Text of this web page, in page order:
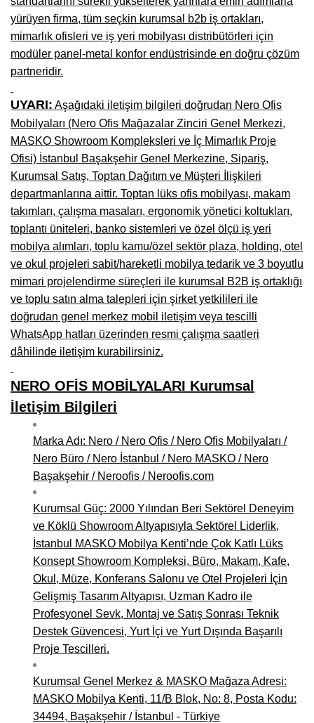
Niğde Mobilyacılar, Mobilya Firmaları, İmalatçıları
Giresun Mobilya Mağazaları, İmalatçıları, Mobilyacıları
yürüyen firma, tüm seçkin kurumsal b2b iş ortakları,
mimarlık ofisleri ve iş yeri mobilyası distribütörleri için
modüler panel-metal konfor endüstrisinde en doğru çözüm
partneridir.
UYARI: Aşağıdaki iletişim bilgileri doğrudan Nero Ofis
Mobilyaları (Nero Ofis Mağazalar Zinciri Genel Merkezi,
MASKO Showroom Kompleksleri ve İç Mimarlık Proje
Ofisi) İstanbul Başakşehir Genel Merkezine, Sipariş,
Kurumsal Satış, Toptan Dağıtım ve Müşteri İlişkileri
departmanlarına aittir. Toptan lüks ofis mobilyası, makam
takımları, çalışma masaları, ergonomik yönetici koltukları,
toplantı üniteleri, banko sistemleri ve özel ölçü iş yeri
mobilya alımları, toplu kamu/özel sektör plaza, holding, otel
ve okul projeleri sabit/hareketli mobilya tedarik ve 3 boyutlu
mimari projelendirme süreçleri ile kurumsal B2B iş ortaklığı
ve toplu satın alma talepleri için şirket yetkilileri ile
doğrudan genel merkez mobil iletişim veya tescilli
WhatsApp hatları üzerinden resmi çalışma saatleri
dâhilinde iletişim kurabilirsiniz.
NERO OFİS MOBİLYALARI Kurumsal
İletişim Bilgileri
Marka Adı: Nero / Nero Ofis / Nero Ofis Mobilyaları /
Nero Büro / Nero İstanbul / Nero MASKO / Nero
Başakşehir / Neroofis / Neroofis.com
Kurumsal Güç: 2000 Yılından Beri Sektörel Deneyim
ve Köklü Showroom Altyapısıyla Sektörel Liderlik,
İstanbul MASKO Mobilya Kenti’nde Çok Katlı Lüks
Konsept Showroom Kompleksi, Büro, Makam, Kafe,
Okul, Müze, Konferans Salonu ve Otel Projeleri İçin
Gelişmiş Tasarım Altyapısı, Uzman Kadro ile
Profesyonel Sevk, Montaj ve Satış Sonrası Teknik
Destek Güvencesi, Yurt İçi ve Yurt Dışında Başarılı
Proje Tescilleri.
Kurumsal Genel Merkez & MASKO Mağaza Adresi:
MASKO Mobilya Kenti, 11/B Blok, No: 8, Posta Kodu:
34494, Başakşehir / İstanbul - Türkiye